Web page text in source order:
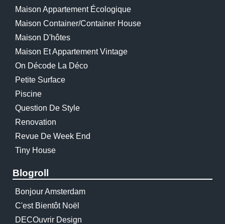
Maison Appartement Écologique
Maison Container/container House
Maison D'hôtes
Maison Et Appartement Vintage
On Décode La Déco
Petite Surface
Piscine
Question De Style
Renovation
Revue De Week End
Tiny House
Blogroll
Bonjour Amsterdam
C'est Bientôt Noël
DECOuvrir Design